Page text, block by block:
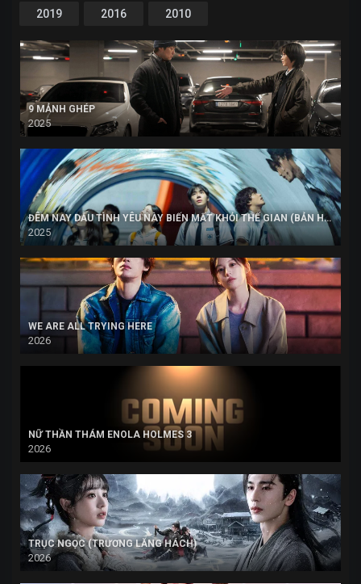
2019 2016 2010
9 MẢNH GHÉP
2025
ĐÊM NAY DẪU TÌNH YÊU NÀY BIẾN MẤT KHỎI THẾ GIAN (BẢN HÀN)
2025
WE ARE ALL TRYING HERE
2026
NỮ THẦN THÁM ENOLA HOLMES 3
2026
TRỤC NGỌC (TRƯƠNG LĂNG HÁCH)
2026